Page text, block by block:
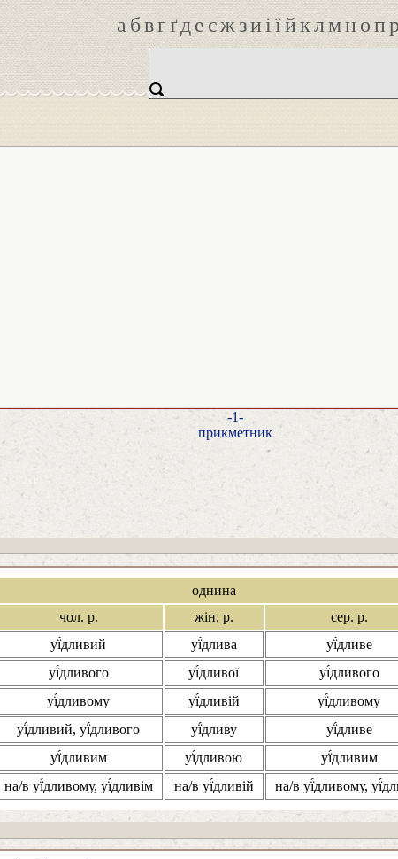
абвгґдеєжзиіїйклмнопр
-1-
прикметник
однина
чол. р.
жін. р.
сер. р.
уї́дливий уї́длива уї́дливе
уї́дливого уї́дливої уї́дливого
уї́дливому уї́дливій уї́дливому
уї́дливий, уї́дливого уї́дливу уї́дливе
уї́дливим уї́дливою уї́дливим
на/в уї́дливому, уї́дливім на/в уї́дливій на/в уї́дливому,